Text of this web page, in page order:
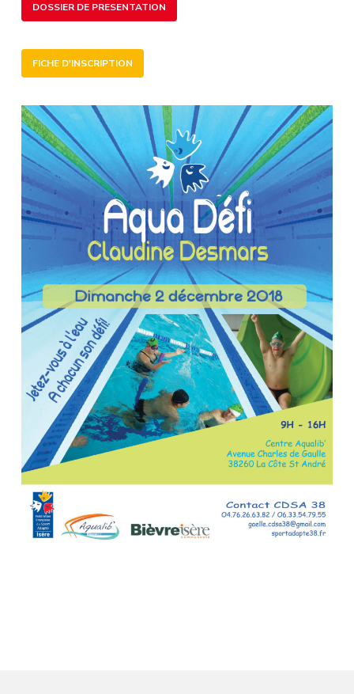
DOSSIER DE PRESENTATION
FICHE D'INSCRIPTION